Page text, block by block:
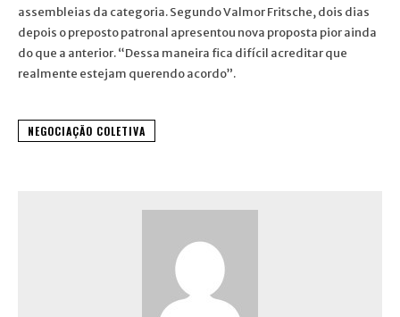
assembleias da categoria. Segundo Valmor Fritsche, dois dias
depois o preposto patronal apresentou nova proposta pior ainda
do que a anterior. “Dessa maneira fica difícil acreditar que
realmente estejam querendo acordo”.
NEGOCIAÇÃO COLETIVA